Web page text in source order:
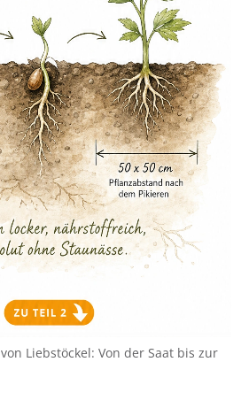
von Liebstöckel: Von der Saat bis zur